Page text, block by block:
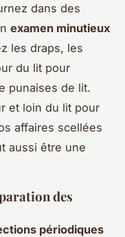
dans des
examen minutieux
les draps, les
du lit pour
punaises de lit.
et loin du lit pour
affaires scellées
aussi être une
des
périodiques